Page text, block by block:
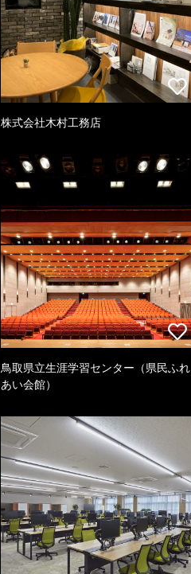
株式会社木村工務店
鳥取県立生涯学習センター（県民ふれ
あい会館）